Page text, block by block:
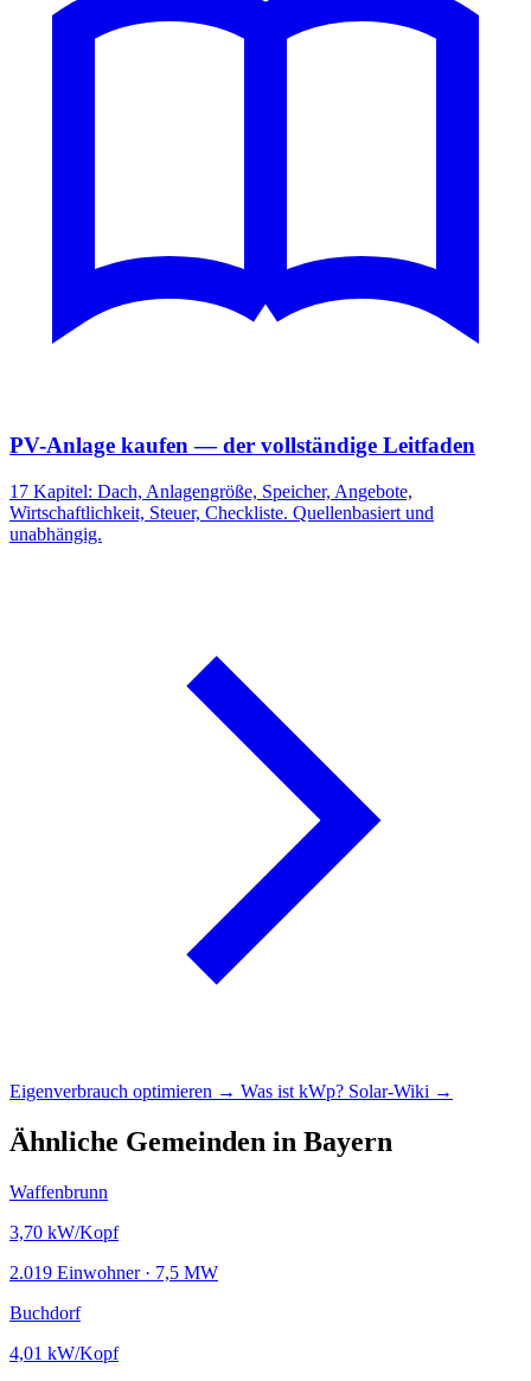
PV-Anlage kaufen — der vollständige Leitfaden
17 Kapitel: Dach, Anlagengröße, Speicher, Angebote,
Wirtschaftlichkeit, Steuer, Checkliste. Quellenbasiert und
unabhängig.
Eigenverbrauch optimieren → Was ist kWp? Solar-Wiki →
Ähnliche Gemeinden in Bayern
Waffenbrunn
3,70 kW/Kopf
2.019 Einwohner · 7,5 MW
Buchdorf
4,01 kW/Kopf